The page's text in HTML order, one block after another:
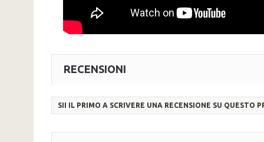
RECENSIONI
SII IL PRIMO A SCRIVERE UNA RECENSIONE SU QUESTO